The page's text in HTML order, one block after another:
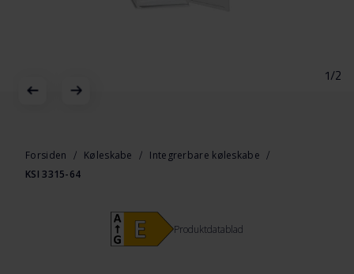
1/2
starten
Forsiden Køleskabe
Integrerbare køleskabe
KSI 3315-64
Produktdatablad